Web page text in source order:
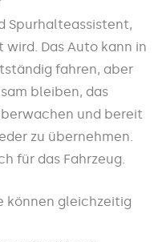
Spurhalteassistent,
Das Auto kann in
fahren, aber
bleiben, das
und bereit
zu übernehmen.
für das Fahrzeug.
können gleichzeitig